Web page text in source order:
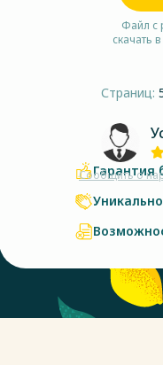
Файл с
скачать
Страниц:
Сообщить о
Гарантия